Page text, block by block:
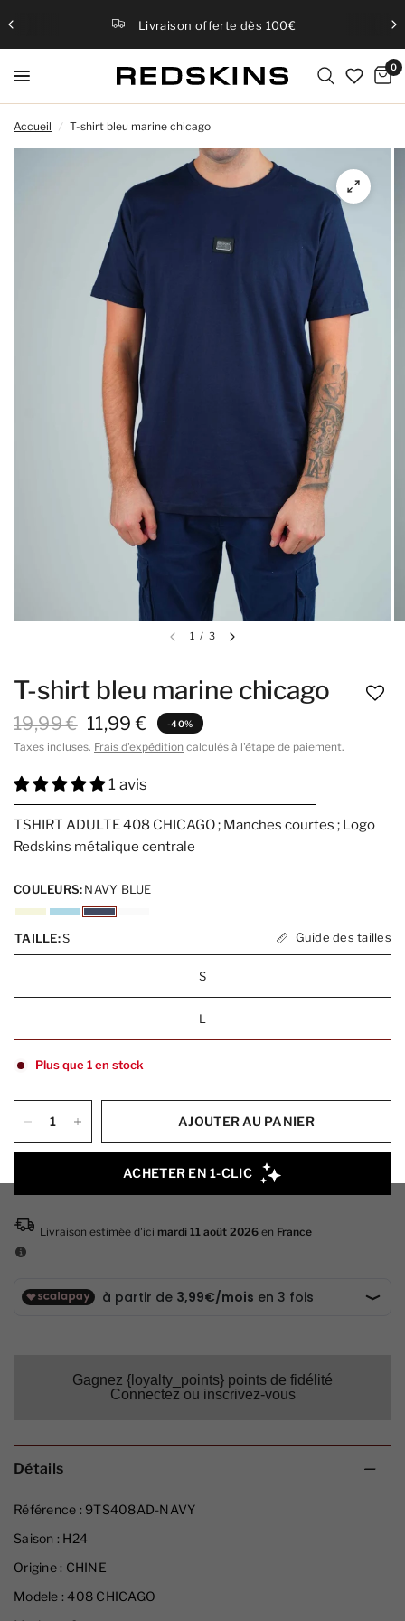
Livraison offerte dès 100€
0
Accueil / T-shirt bleu marine chicago
1 / 3
T-shirt bleu marine chicago
19,99 € 11,99 € -40%
Taxes incluses. Frais d'expédition calculés à l'étape de paiement.
1 avis
TSHIRT ADULTE 408 CHICAGO ; Manches courtes ; Logo
Redskins métalique centrale
COULEURS:NAVY BLUE
TAILLE:S Guide des tailles
S
L
Plus que 1 en stock
AJOUTER AU PANIER
Gagnez {loyalty_points} points de fidélité
Connectez ou inscrivez-vous
Détails
Référence : 9TS408AD-NAVY
Saison : H24
Origine : CHINE
Modele : 408 CHICAGO